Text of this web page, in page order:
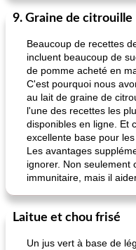
9. Graine de citrouille
Beaucoup de recettes
incluent beaucoup de
de pomme acheté en
C'est pourquoi nous
au lait de graine de
l'une des recettes les
disponibles en ligne. Et
excellente base pour
Les avantages
ignorer. Non seulement
immunitaire, mais il
Laitue et chou frisé
Un jus vert à base de